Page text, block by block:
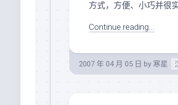
方式，方便、小巧并很
Continue reading...
2007 年 04 月 05 日 by 寒星